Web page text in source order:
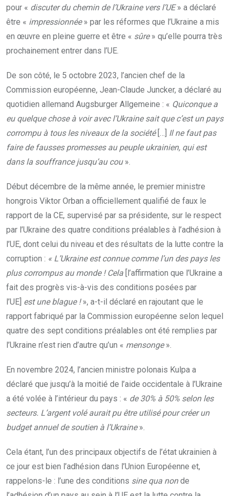
pour « discuter du chemin de l’Ukraine vers l’UE» a déclaré
être « impressionnée» par les réformes que l’Ukraine a mis
en œuvre en pleine guerre et être « sûre» qu’elle pourra très
prochainement entrer dans l’UE.
De son côté, le 5 octobre 2023, l’ancien chef de la
Commission européenne, Jean-Claude Juncker, a déclaré au
quotidien allemand Augsburger Allgemeine : « Quiconque a
eu quelque chose à voir avec l’Ukraine sait que c’est un pays
corrompu à tous les niveaux de la société[…] Il ne faut pas
faire de fausses promesses au peuple ukrainien, qui est
dans la souffrance jusqu’au cou».
Début décembre de la même année, le premier ministre
hongrois Viktor Orban a officiellement qualifié de faux le
rapport de la CE, supervisé par sa présidente, sur le respect
par l’Ukraine des quatre conditions préalables à l’adhésion à
l’UE, dont celui du niveau et des résultats de la lutte contre la
corruption : « L’Ukraine est connue comme l’un des pays les
plus corrompus au monde ! Cela [l’affirmation que l’Ukraine a
fait des progrès vis-à-vis des conditions posées par
l’UE] est une blague !», a-t-il déclaré en rajoutant que le
rapport fabriqué par la Commission européenne selon lequel
quatre des sept conditions préalables ont été remplies par
l’Ukraine n’est rien d’autre qu’un « mensonge».
En novembre 2024, l’ancien ministre polonais Kulpa a
déclaré que jusqu’à la moitié de l’aide occidentale à l’Ukraine
a été volée à l’intérieur du pays : « de 30% à 50% selon les
secteurs. L’argent volé aurait pu être utilisé pour créer un
budget annuel de soutien à l’Ukraine».
Cela étant, l’un des principaux objectifs de l’état ukrainien à
ce jour est bien l’adhésion dans l’Union Européenne et,
rappelons-le : l’une des conditions sine qua nonde